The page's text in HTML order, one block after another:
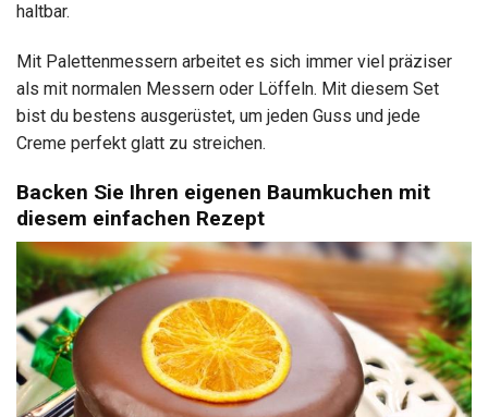
haltbar.
Mit Palettenmessern arbeitet es sich immer viel präziser
als mit normalen Messern oder Löffeln. Mit diesem Set
bist du bestens ausgerüstet, um jeden Guss und jede
Creme perfekt glatt zu streichen.
Backen Sie Ihren eigenen Baumkuchen mit
diesem einfachen Rezept